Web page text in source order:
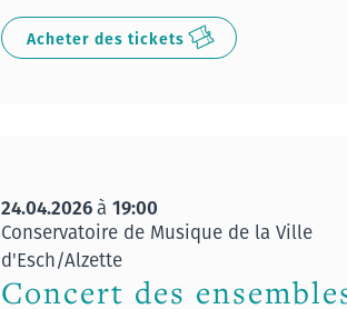
Acheter des tickets
24.04.2026à 19:00
Conservatoire de Musique de la Ville
d'Esch/Alzette
Concert des